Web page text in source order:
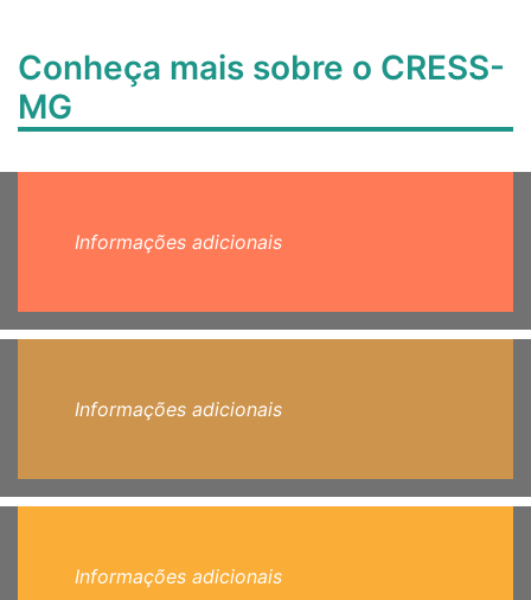
Conheça mais sobre o CRESS-
MG
Informações adicionais
Informações adicionais
Informações adicionais